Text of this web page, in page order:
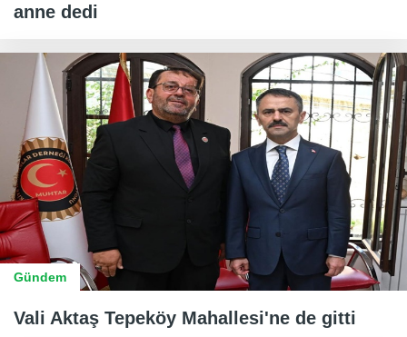
anne dedi
Gündem
Vali Aktaş Tepeköy Mahallesi'ne de gitti